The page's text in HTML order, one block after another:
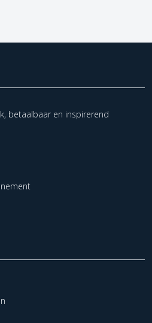
betaalbaar en inspirerend